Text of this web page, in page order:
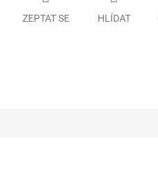
ZEPTAT SE HLÍDAT